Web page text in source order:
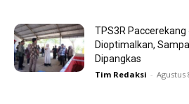
TPS3R
Dioptimalkan,
Dipangkas
Tim Redaksi - Agustus